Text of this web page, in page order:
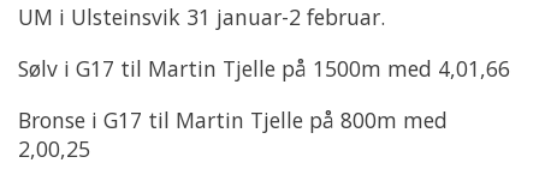
UM i Ulsteinsvik 31 januar-2 februar.
Sølv i G17 til Martin Tjelle på 1500m med 4,01,66
Bronse i G17 til Martin Tjelle på 800m med
2,00,25